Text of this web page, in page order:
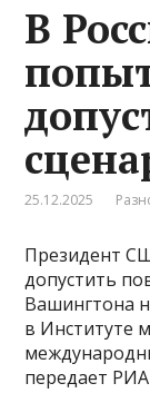
В
25.12.2025
Президент
допустить
Вашингтона
в Институте
передает